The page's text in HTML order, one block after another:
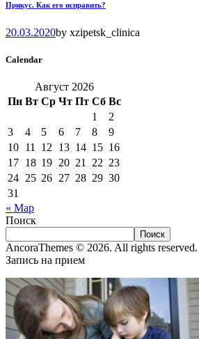
Прикус. Как его исправить?
20.03.2020by xzipetsk_clinica
Calendar
Август 2026
Пн Вт Ср Чт Пт Сб Вс
1
2
3
4 5 6 7 8
9
10 11 12 13 14 15 16
17 18 19 20 21 22 23
24 25 26 27 28 29 30
31
« Мар
Поиск
Поиск
AncoraThemes © 2026. All rights reserved.
Запись на прием